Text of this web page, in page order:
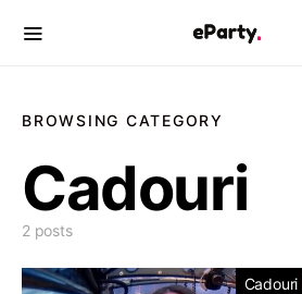
BROWSING CATEGORY
Cadouri
2 posts
Cadouri